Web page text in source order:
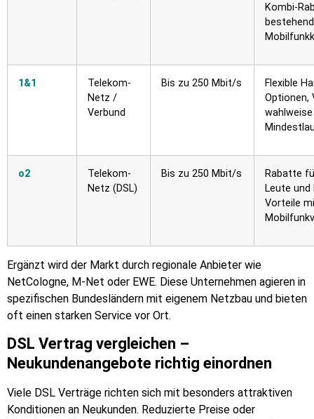
Kombi-
1&1
Telekom-
Netz /
Verbund
Bis zu 250 Mbit/s
Flexible
Optionen,
o2
Telekom-
Netz (DSL)
Bis zu 250 Mbit/s
Rabatte
Leute und
Vorteile
Ergänzt wird der Markt durch regionale Anbieter wie
NetCologne, M-Net oder EWE. Diese Unternehmen agieren in
spezifischen Bundesländern mit eigenem Netzbau und bieten
oft einen starken Service vor Ort.
DSL Vertrag vergleichen –
Neukundenangebote richtig einordnen
Viele DSL Verträge richten sich mit besonders attraktiven
Konditionen an Neukunden. Reduzierte Preise oder